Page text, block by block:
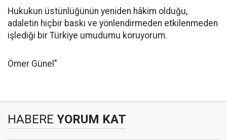
Hukukun üstünlüğünün yeniden hâkim olduğu,
adaletin hiçbir baskı ve yönlendirmeden etkilenmeden
işlediği bir Türkiye umudumu koruyorum.
Ömer Günel"
HABERE YORUM KAT